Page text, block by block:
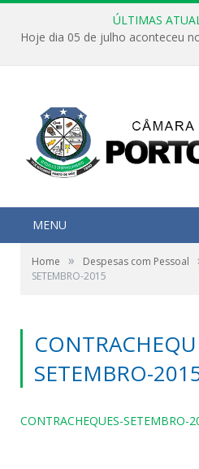
ÚLTIMAS
MENU
Home » Despesas com Pessoal
SETEMBRO-2015
SETEMBRO-
CONTRACHEQUES-SETEMBRO-